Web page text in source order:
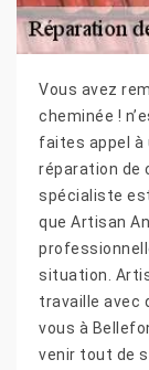
Vous avez
cheminée !
faites appel à
réparation de
spécialiste
que Artisan
situation.
travaille avec
vous à
venir tout de